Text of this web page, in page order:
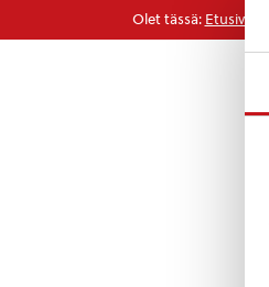
Olet tässä: Etusivu